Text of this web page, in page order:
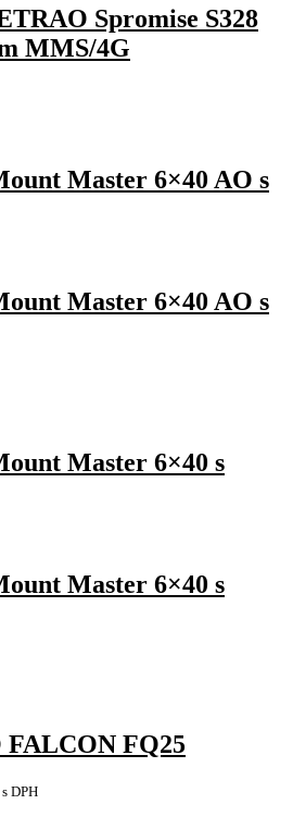
Spromise S328
MMS/4G
Master 6×40 AO s
Master 6×40 AO s
Master 6×40 s
Master 6×40 s
FQ25
s DPH